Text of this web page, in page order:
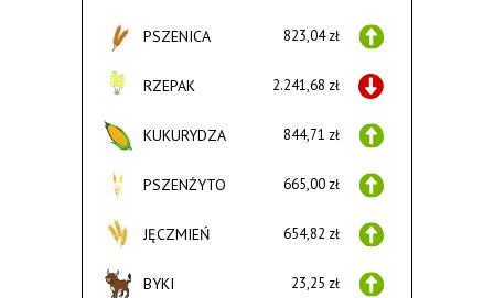
PSZENICA 823,04 zł
RZEPAK 2.241,68 zł
KUKURYDZA 844,71 zł
PSZENŻYTO 665,00 zł
JĘCZMIEŃ 654,82 zł
BYKI 23,25 zł